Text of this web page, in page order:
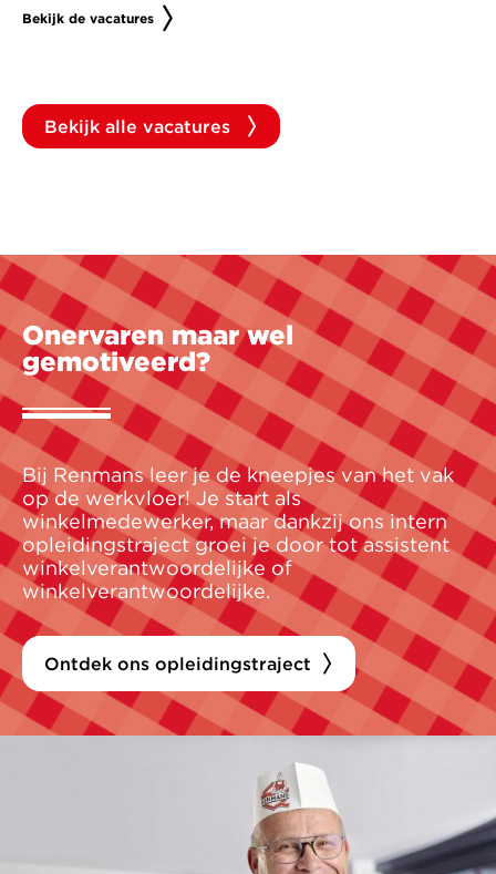
Bekijk de vacatures
Bekijk alle vacatures
Onervaren maar wel
gemotiveerd?
Bij Renmans leer je de kneepjes van het vak
op de werkvloer! Je start als
winkelmedewerker, maar dankzij ons intern
opleidingstraject groei je door tot assistent
winkelverantwoordelijke of
winkelverantwoordelijke.
Ontdek ons opleidingstraject